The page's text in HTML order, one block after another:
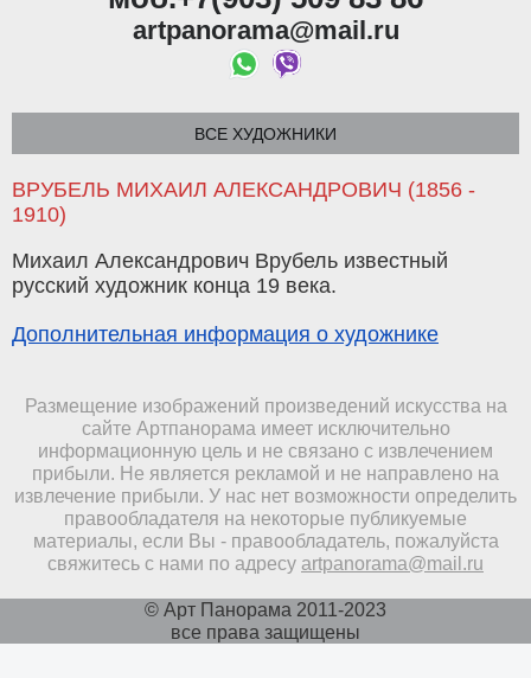
artpanorama@mail.ru
ВСЕ ХУДОЖНИКИ
ВРУБЕЛЬ МИХАИЛ АЛЕКСАНДРОВИЧ (1856 -
1910)
Михаил Александрович Врубель известный
русский художник конца 19 века.
Дополнительная информация о художнике
Размещение изображений произведений искусства на
сайте Артпанорама имеет исключительно
информационную цель и не связано с извлечением
прибыли. Не является рекламой и не направлено на
извлечение прибыли. У нас нет возможности определить
правообладателя на некоторые публикуемые
материалы, если Вы - правообладатель, пожалуйста
свяжитесь с нами по адресу artpanorama@mail.ru
© Арт Панорама 2011-2023
все права защищены